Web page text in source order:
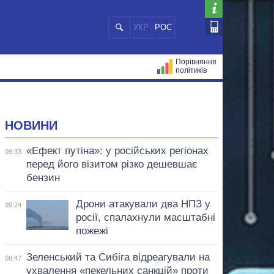
УКР РОС
Порівняння
політиків
НОВИНИ
09:33
«Ефект путіна»: у російських регіонах
перед його візитом різко дешевшає
бензин
09:24
Дрони атакували два НПЗ у
росії, спалахнули масштабні
пожежі
08:47
Зеленський та Сибіга відреагували на
ухвалення «пекельних санкцій» проти